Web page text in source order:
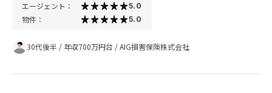
エージェント： 5.0
物件： 5.0
30代後半 / 年収700万円台 /AIG損害保険株式会社